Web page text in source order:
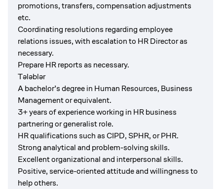
promotions, transfers, compensation adjustments
etc.
Coordinating resolutions regarding employee
relations issues, with escalation to HR Director as
necessary.
Prepare HR reports as necessary.
Tələblər
A bachelor’s degree in Human Resources, Business
Management or equivalent.
3+ years of experience working in HR business
partnering or generalist role.
HR qualifications such as CIPD, SPHR, or PHR.
Strong analytical and problem-solving skills.
Excellent organizational and interpersonal skills.
Positive, service-oriented attitude and willingness to
help others.